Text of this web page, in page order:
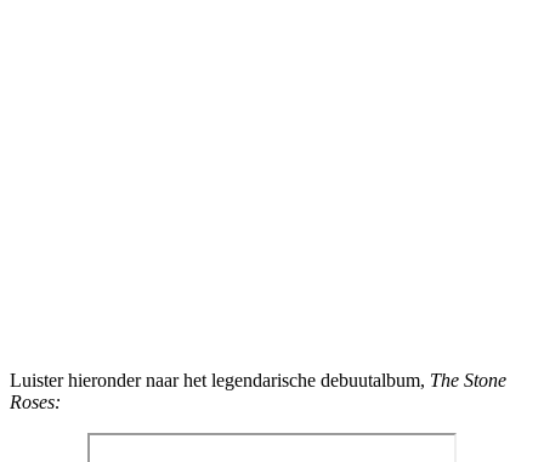
Luister hieronder naar het legendarische debuutalbum, The Stone
Roses: